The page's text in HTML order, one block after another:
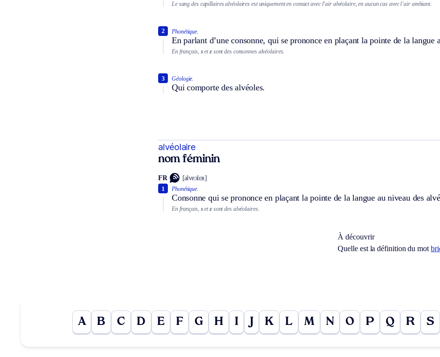
Le sang des capillaires alvéolaires est uniquement en contact avec l’air alvéolaire, en aucun cas avec l’air ambiant.
Phonétique.
En parlant d’une consonne, qui se prononce en plaçant la pointe de la langue
2
En français, setzsont des consonnes alvéolaires.
Géologie.
Qui comporte des alvéoles.
3
alvéolaire
nom féminin
FR [alveɔlɛʀ]
Phonétique.
Consonne qui se prononce en plaçant la pointe de la langue au niveau des
1
En français, setzsont des alvéolaires.
À découvrir
Quelle est la définition du mot
A B C D E F G H I K L M N O P Q R S